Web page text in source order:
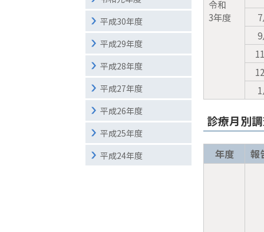
令和
3年度
診療月別
年度 報
平成30年度
平成29年度
平成28年度
平成27年度
平成26年度
平成25年度
平成24年度